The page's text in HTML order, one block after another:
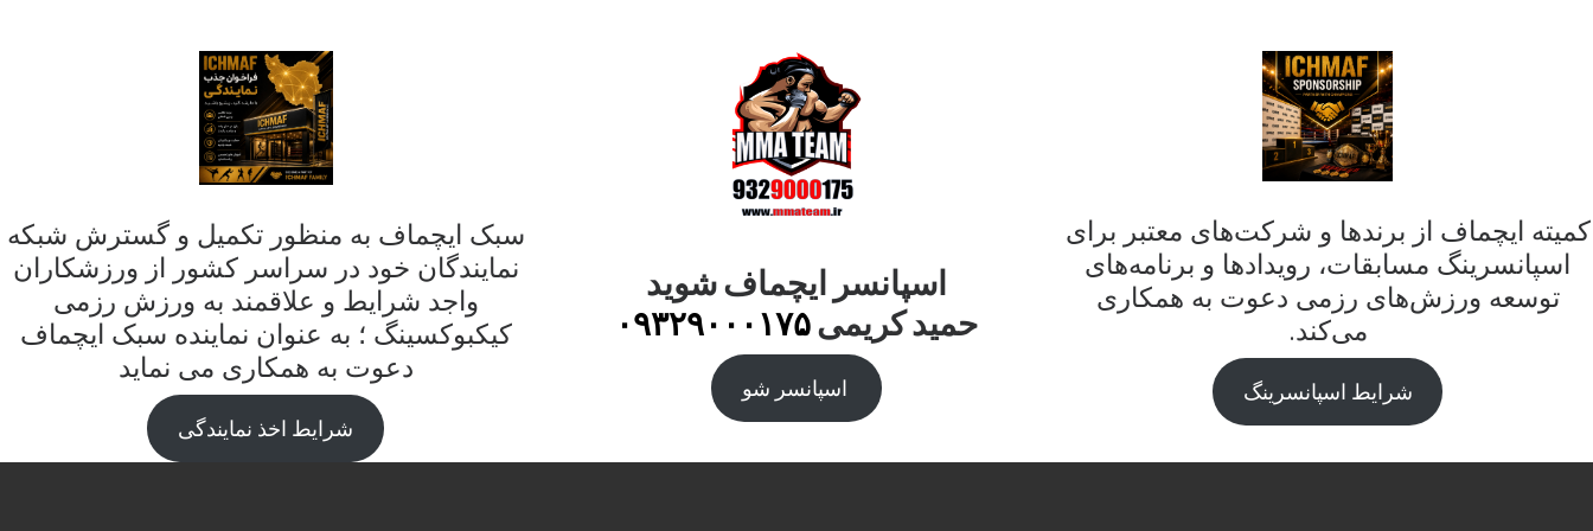
کمیته ایچماف از برندها و شرکت‌های معتبر برای
اسپانسرینگ مسابقات، رویدادها و برنامه‌های
توسعه ورزش‌های رزمی دعوت به همکاری
می‌کند.
شرایط اسپانسرینگ
اسپانسر ایچماف شوید
حمید کریمی۰۹۳۲۹۰۰۰۱۷۵
اسپانسر شو
سبک ایچماف به منظور تکمیل و گسترش شبکه
نمایندگان خود در سراسر کشور از ورزشکاران
واجد شرایط و علاقمند به ورزش رزمی
کیکبوکسینگ ؛ به عنوان نماینده سبک ایچماف
دعوت به همکاری می نماید
شرایط اخذ نمایندگی